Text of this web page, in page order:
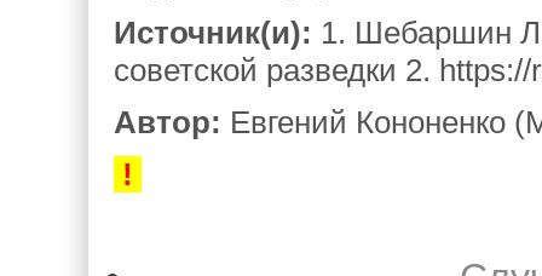
Источник(и): 1. Шебаршин
советской разведки 2.
Автор: Евгений Кононенко
!